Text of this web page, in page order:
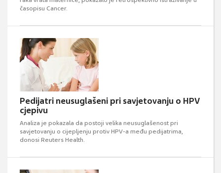
časopisu Cancer.
Pedijatri neusuglašeni pri savjetovanju o HPV
cjepivu
Analiza je pokazala da postoji velika neusuglašenost pri
savjetovanju o cijepljenju protiv HPV-a među pedijatrima,
donosi Reuters Health.